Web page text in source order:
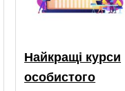
Найкращі курси
особистого